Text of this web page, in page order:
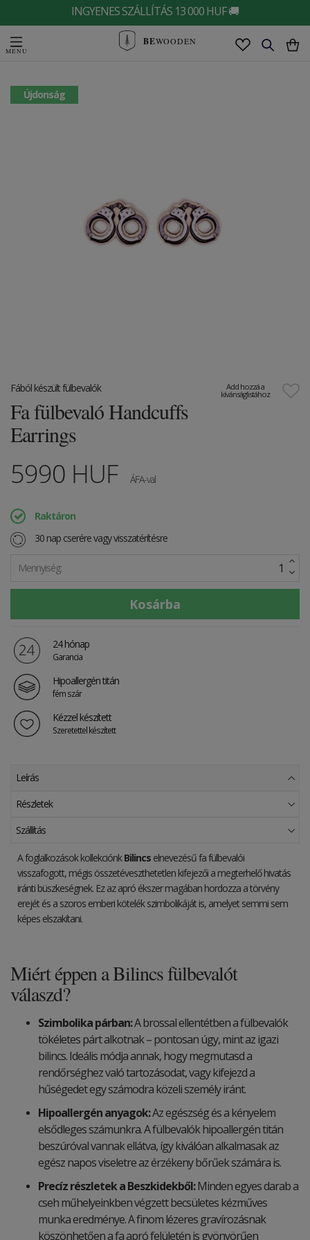
INGYENES SZÁLLÍTÁS 13 000 HUF 🚚
BEWOODEN
Újdonság
Add hozzá a
kívánságlistához
Fából készült fülbevalók
Fa fülbevaló Handcuffs
Earrings
5990 HUF ÁFA-val
Raktáron
30 nap cserére vagy visszatérítésre
Mennyiség:
24 hónap
Garancia
Hipoallergén titán
fém szár
Kézzel készített
Szeretettel készített
Leírás
Részletek
Szállítás
A foglalkozások kollekciónkBilincs elnevezésű fa fülbevalói
visszafogott, mégis összetéveszthetetlen kifejezői a megterhelő hivatás
iránti büszkeségnek. Ez az apró ékszer magában hordozza a törvény
erejét és a szoros emberi kötelék szimbolikáját is, amelyet semmi sem
képes elszakítani.
Miért éppen a Bilincs fülbevalót
válaszd?
Szimbolika párban:A brossal ellentétben a fülbevalók
tökéletes párt alkotnak – pontosan úgy, mint az igazi
bilincs. Ideális módja annak, hogy megmutasd a
rendőrséghez való tartozásodat, vagy kifejezd a
hűségedet egy számodra közeli személy iránt.
Hipoallergén anyagok:Az egészség és a kényelem
elsődleges számunkra. A fülbevalók hipoallergén titán
beszúróval vannak ellátva, így kiválóan alkalmasak az
egész napos viseletre az érzékeny bőrűek számára is.
Precíz részletek a Beszkidekből:Minden egyes darab a
cseh műhelyeinkben végzett becsületes kézműves
munka eredménye. A finom lézeres gravírozásnak
köszönhetően a fa apró felületén is gyönyörűen